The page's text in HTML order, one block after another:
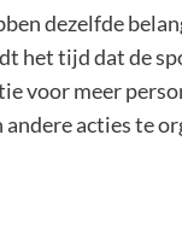
dezelfde
het tijd dat de
voor meer
acties te